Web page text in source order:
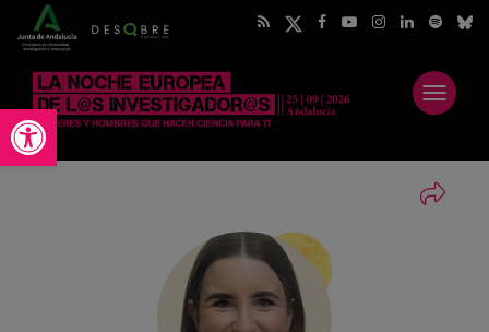
Abrir barra de herramientas
Abrir
menú